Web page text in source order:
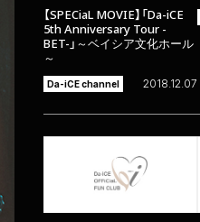
【SPECiaL MOVIE】「Da-iCE
5th Anniversary Tour -
BET-」～ベイシア文化ホール
～
Da-iCE channel 2018.12.07